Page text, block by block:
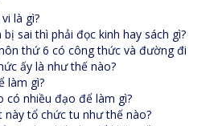
là gì?
sai thì phải đọc kinh hay sách gì?
thứ 6 có công thức và đường đi
ấy là như thế nào?
làm gì?
có nhiều đạo để làm gì?
tổ chức tu như thế nào?